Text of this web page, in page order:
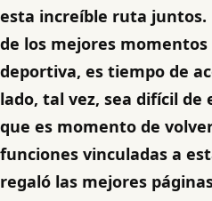
esta increíble ruta juntos.
de los mejores
deportiva, es tiempo de
lado, tal vez, sea difícil
que es momento de
funciones vinculadas a
regaló las mejores